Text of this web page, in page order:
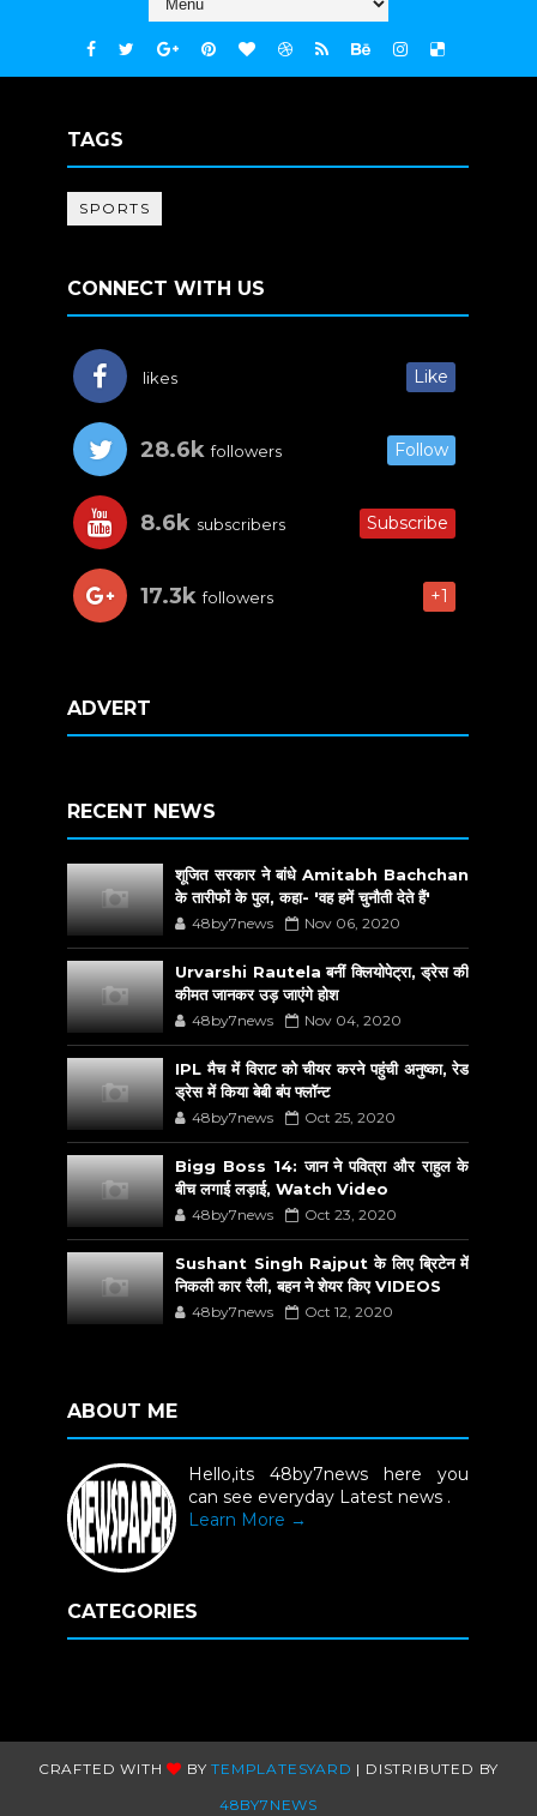
TAGS
SPORTS
CONNECT WITH US
likes Like
28.6k followers Follow
8.6k subscribers Subscribe
17.3k followers +1
ADVERT
RECENT NEWS
शूजित सरकार ने बांधे Amitabh Bachchan
के तारीफों के पुल, कहा- 'वह हमें चुनौती देते हैं'
48by7news Nov 06, 2020
Urvarshi Rautela बनीं क्लियोपेट्रा, ड्रेस की
कीमत जानकर उड़ जाएंगे होश
48by7news Nov 04, 2020
IPL मैच में विराट को चीयर करने पहुंची अनुष्का, रेड
ड्रेस में किया बेबी बंप फ्लॉन्ट
48by7news Oct 25, 2020
Bigg Boss 14: जान ने पवित्रा और राहुल के
बीच लगाई लड़ाई, Watch Video
48by7news Oct 23, 2020
Sushant Singh Rajput के लिए ब्रिटेन में
निकली कार रैली, बहन ने शेयर किए VIDEOS
48by7news Oct 12, 2020
ABOUT ME
Hello,its 48by7news here you
can see everyday Latest news .
Learn More →
CATEGORIES
CRAFTED WITH BYTEMPLATESYARD | DISTRIBUTED BY
48BY7NEWS